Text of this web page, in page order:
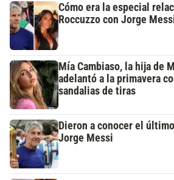
Cómo era la especial
Roccuzzo con Jorge
Mía Cambiaso, la hija de
adelantó a la primavera
sandalias de tiras
Dieron a conocer el
Jorge Messi